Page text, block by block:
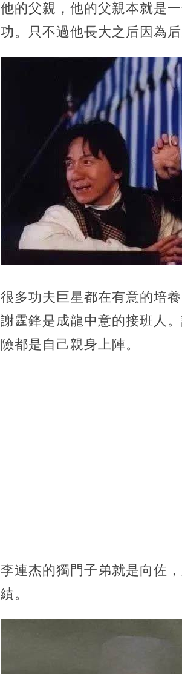
他的父親，他的父親本就是
功。只不過他長大之后因為
很多功夫巨星都在有意的培
謝霆鋒是成龍中意的接班人
險都是自己親身上陣。
李連杰的獨門子弟就是向佐
績。